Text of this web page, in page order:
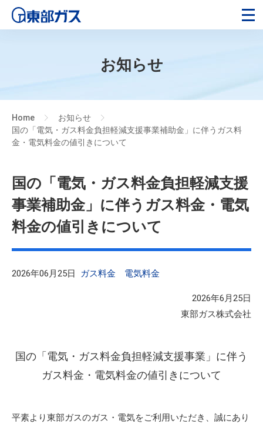
お知らせ
Home お知らせ
国の「電気・ガス料金負担軽減支援事業補助金」に伴うガス料
金・電気料金の値引きについて
国の「電気・ガス料金負担軽減支援
事業補助金」に伴うガス料金・電気
料金の値引きについて
2026年06月25日 ガス料金 電気料金
2026年6月25日
東部ガス株式会社
国の「電気・ガス料金負担軽減支援事業」に伴う
ガス料金・電気料金の値引きについて
平素より東部ガスのガス・電気をご利用いただき、誠にあり